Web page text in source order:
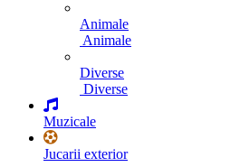
Animale
Animale
Diverse
Diverse
Muzicale
Jucarii exterior